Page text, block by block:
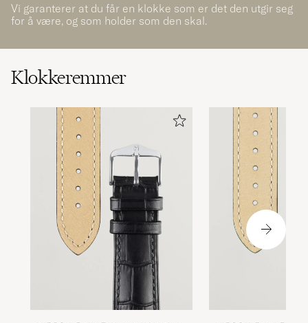
Vi garanterer at du får en klokke som er det den utgir seg
for å være, og som holder som den skal.
Klokkeremmer